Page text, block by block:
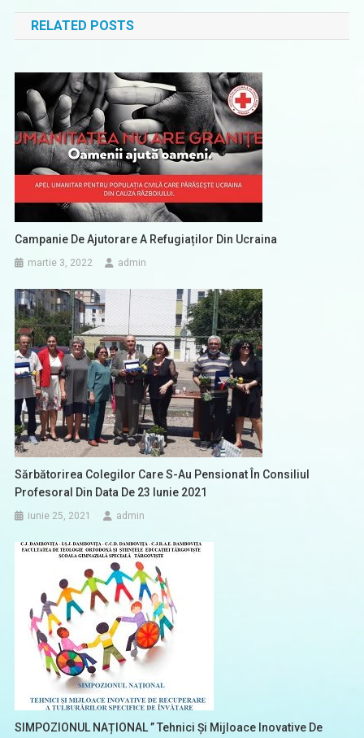
în
articole
RELATED POSTS
Campanie De Ajutorare A Refugiaților Din Ucraina
martie 3, 2022 admin
Sărbătorirea Colegilor Care S-Au Pensionat În Consiliul
Profesoral Din Data De 23 Iunie 2021
iunie 25, 2021 admin
SIMPOZIONUL NAȚIONAL ” Tehnici Și Mijloace Inovative De